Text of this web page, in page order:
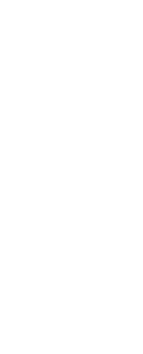
Smartphones ein und
Kompatibilität
die